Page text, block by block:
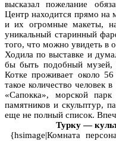
высказал пожелание
Центр находится прямо на
и их огромные макеты,
уникальный старинный
того, что можно увидеть в
Ходила по выставке и
бы быть подобный музей,
Котке проживает около
такое количество
«Сапокка», морской
памятников и скульптур,
еще не полный список.
Турку —
{hsimage|Комната